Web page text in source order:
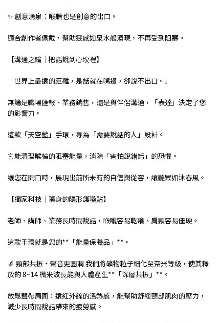
✨ 創意湧泉：喉輪也是創意的出口。
適合創作者佩戴，幫助靈感如泉水般湧現，不再受到阻塞。
【溝通之鑰｜把話說到心坎裡】
「世界上最遠的距離，是話就在嘴邊，卻說不出口。」
無論是職場匯報、業務銷售，還是與伴侶溝通，「表達」決定了您
的影響力。
這款「天空藍」手環，專為「需要說話的人」設計。
它能清理喉輪的阻塞能量，消除「害怕說錯話」的恐懼。
讓您在開口時，展現出前所未有的自信與從容，讓聽眾如沐春風。
【獨家科技｜隨身的隱形護嗓貼】
老師、講師、業務長時間說話，喉嚨容易乾癢、肩頸容易僵硬。
這款手環就是您的**「能量保養品」**。
🔬 頸部共振・聲音更圓潤 我們將礦物粒子細化至奈米等級，使其釋
放的 8~14 微米波長能與人體產生**「深層共振」**。
放鬆聲帶周圍：遠紅外線的溫熱感，能幫助舒緩頸部肌肉的壓力，
減少長時間說話帶來的疲勞感。